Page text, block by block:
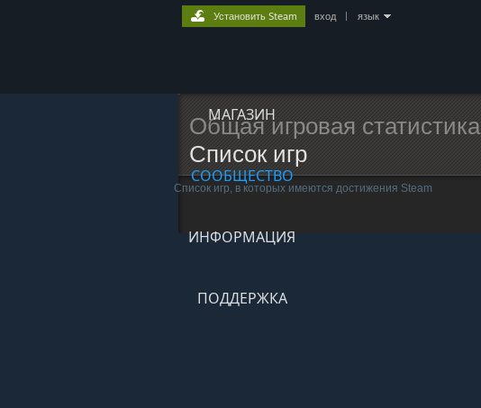
МАГАЗИН
СООБЩЕСТВО
ИНФОРМАЦИЯ
ПОДДЕРЖКА
Установить Steam вход язык
Общая игровая статистика
Список игр
Список игр, в которых имеются достижения Steam